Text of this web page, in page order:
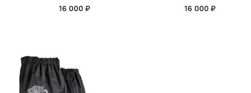
16 000 ₽
16 000 ₽